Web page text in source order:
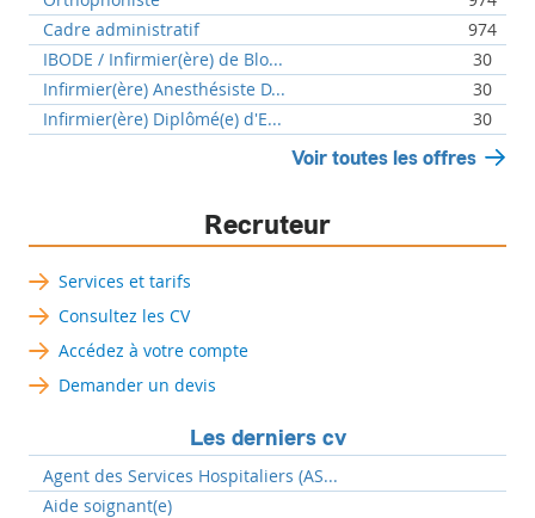
Cadre administratif
974
IBODE / Infirmier(ère) de Blo...
30
Infirmier(ère) Anesthésiste D...
30
Infirmier(ère) Diplômé(e) d'E...
30
Voir toutes les offres
Recruteur
Services et tarifs
Consultez les CV
Accédez à votre compte
Demander un devis
Les derniers cv
Agent des Services Hospitaliers (AS...
Aide soignant(e)